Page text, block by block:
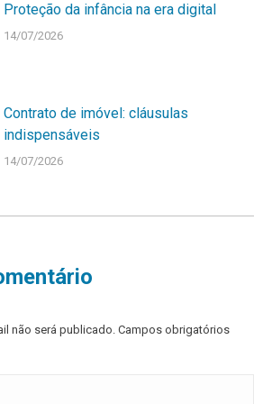
Proteção da infância na era digital
14/07/2026
Contrato de imóvel: cláusulas
indispensáveis
14/07/2026
não será publicado. Campos obrigatórios